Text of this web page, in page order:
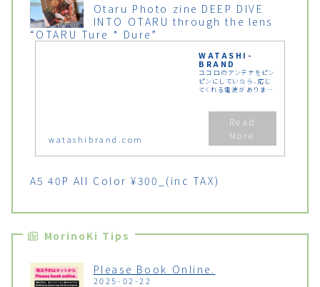
Otaru Photo zine DEEP DIVE
INTO OTARU through the lens
“OTARU Ture * Dure”
WATASHI-
BRAND
ココロのアンテナをピン
ピンにしていたら、応じ
てくれる電波があります
しています
watashibrand.com
A5 40P All Color ¥300_(inc TAX)
MorinoKi Tips
Please Book Online.
2025-02-22